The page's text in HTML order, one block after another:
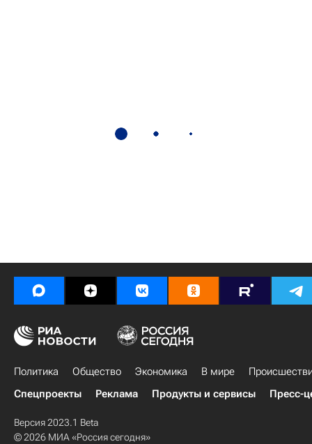
Политика Общество Экономика В мире
Спецпроекты
Реклама Продукты и сервисы Пресс-
Версия 2023.1 Beta
© 2026 МИА «Россия сегодня»